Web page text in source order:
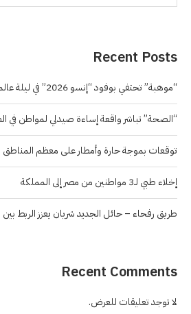
Recent Posts
“موهبة” تحتفي بوفود “إنسو 2026” في ليلة عالمية
“الصحة” تباشر واقعة إساءة صيدلي لمواطن في
توقعات بموجة حارة وأمطار على معظم المناطق
إخلاء طبي لـ3 مواطنين من مصر إلى المملكة
طريق رفحاء – حائل الجديد شريان يعزز الربط
Recent Comments
لا توجد تعليقات للعرض.